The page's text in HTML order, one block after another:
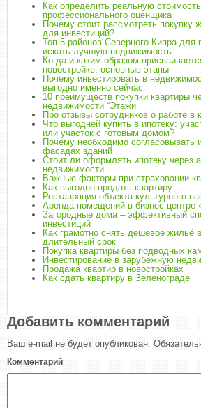
Как определить реальную
профессионального оценщика
Почему стоит рассмотреть покупку
для инвестиций?
Топ-5 районов Северного Кипра для
искать лучшую недвижимость
Когда и каким образом
новостройке: основные этапы
Почему инвестировать в
выгодно именно сейчас
10 преимуществ покупки квартиры
недвижимости “Этажи
Про отзывы сотрудников о работе в
Что выгодней купить в ипотеку:
или участок с готовым домом?
Почему необходимо согласовывать
фасадах зданий
Стоит ли оформлять ипотеку через
недвижимости
Важные факторы при страховании
Как выгодно продать квартиру
Реставрация объекта культурного
Аренда помещений в бизнес-центре
Загородные дома – эффективный
инвестиций
Как грамотно снять дешевое жильё
длительный срок
Покупка квартиры без подводных
Инвестирование в зарубежную
Продажа квартир в новостройках
Как сдать квартиру в Зеленограде
Добавить комментарий
Ваш e-mail не будет опубликован.
Комментарий